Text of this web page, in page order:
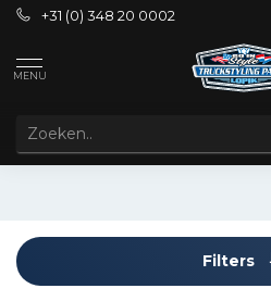
+31 (0) 348 20 0002
MENU
Tags
PRODUCTEN GETAGD MET
WHEELS
Filters